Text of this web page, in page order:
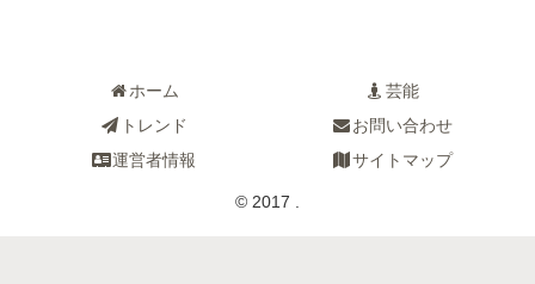
ホーム
芸能
トレンド
お問い合わせ
運営者情報
サイトマップ
© 2017 .